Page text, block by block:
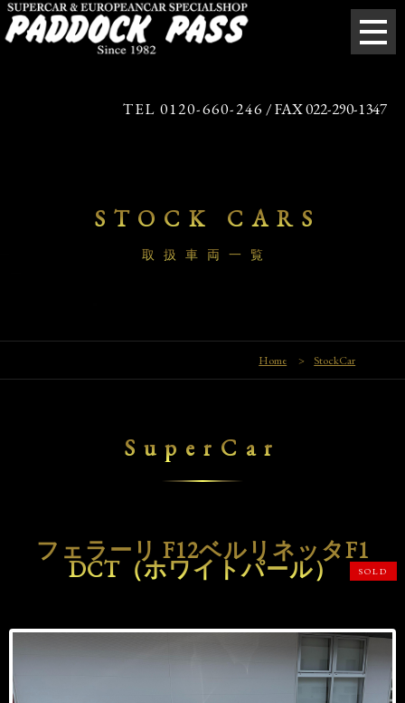
TEL 0120-660-246 / FAX 022-290-1347
STOCK CARS
取扱車両一覧
Home > StockCar
SuperCar
フェラーリ F12ベルリネッタF1
DCT（ホワイトパール） SOLD